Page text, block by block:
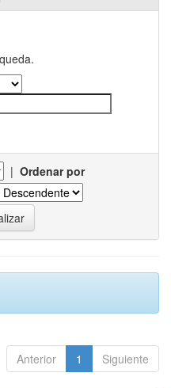
| Ordenar por
Anterior 1 Siguiente